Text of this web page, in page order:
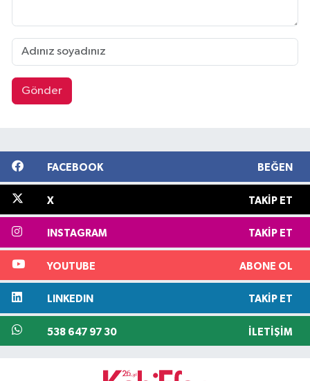
Gönder
FACEBOOK BEĞEN
X TAKIP ET
INSTAGRAM TAKIP ET
YOUTUBE ABONE OL
LINKEDIN TAKIP ET
538 647 97 30 İLETIŞIM